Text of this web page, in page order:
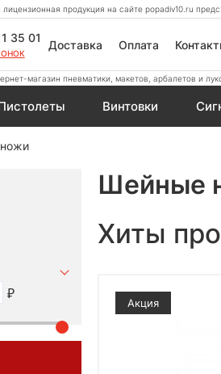
лицензионная продукция на сайте popadiv10.ru
35 01 Доставка Оплата
магазин пневматики, макетов, арбалетов и
Винтовки
Шейные
Хиты
Акция